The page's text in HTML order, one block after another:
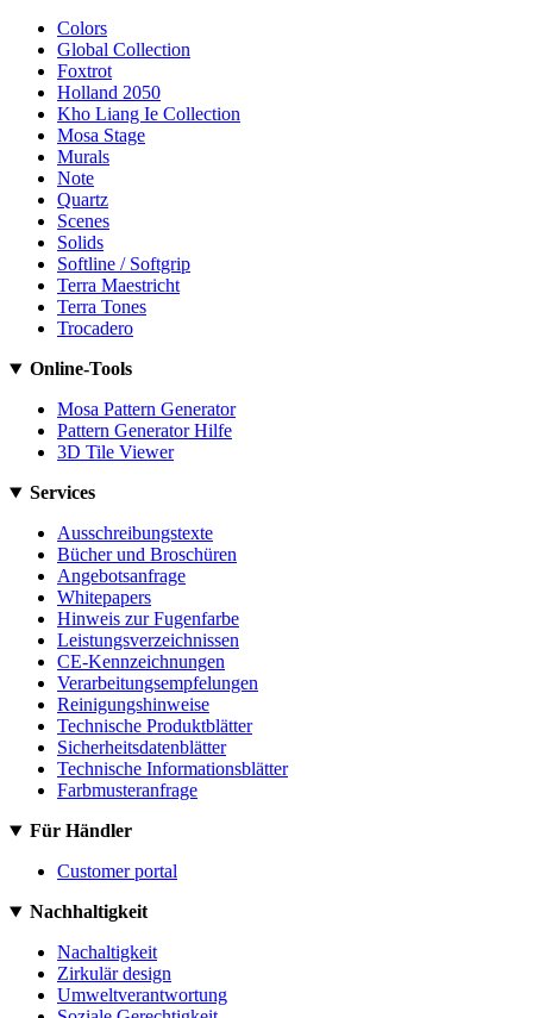
Colors
Global Collection
Foxtrot
Holland 2050
Kho Liang Ie Collection
Mosa Stage
Murals
Note
Quartz
Scenes
Solids
Softline / Softgrip
Terra Maestricht
Terra Tones
Trocadero
Online-Tools
Mosa Pattern Generator
Pattern Generator Hilfe
3D Tile Viewer
Services
Ausschreibungstexte
Bücher und Broschüren
Angebotsanfrage
Whitepapers
Hinweis zur Fugenfarbe
Leistungsverzeichnissen
CE-Kennzeichnungen
Verarbeitungsempfelungen
Reinigungshinweise
Technische Produktblätter
Sicherheitsdatenblätter
Technische Informationsblätter
Farbmusteranfrage
Für Händler
Customer portal
Nachhaltigkeit
Nachaltigkeit
Zirkulär design
Umweltverantwortung